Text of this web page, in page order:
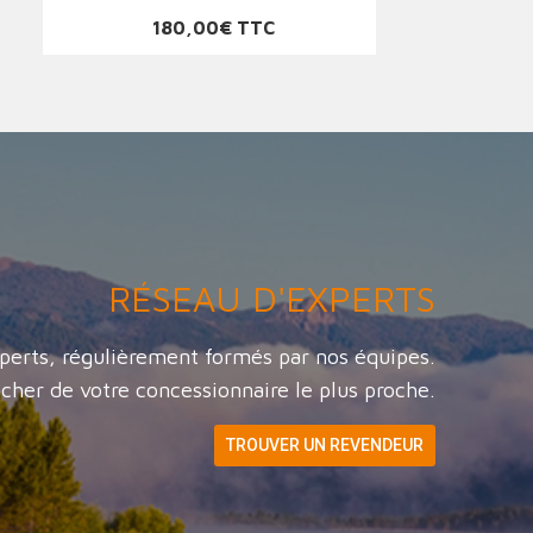
Prix
180,00€ TTC
RÉSEAU D'EXPERTS
régulièrement formés par nos équipes.
de votre concessionnaire le plus proche.
TROUVER UN REVENDEUR